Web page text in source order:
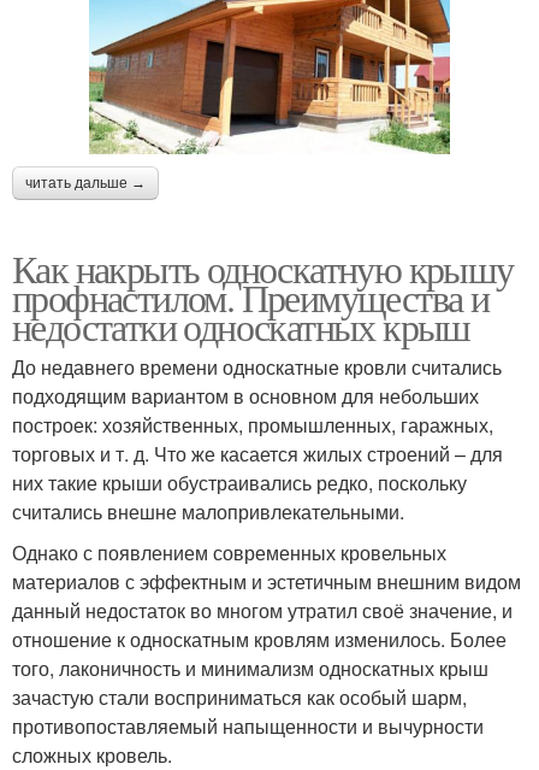
читать дальше →
Как накрыть односкатную крышу
профнастилом. Преимущества и
недостатки односкатных крыш
До недавнего времени односкатные кровли считались
подходящим вариантом в основном для небольших
построек: хозяйственных, промышленных, гаражных,
торговых и т. д. Что же касается жилых строений – для
них такие крыши обустраивались редко, поскольку
считались внешне малопривлекательными.
Однако с появлением современных кровельных
материалов с эффектным и эстетичным внешним видом
данный недостаток во многом утратил своё значение, и
отношение к односкатным кровлям изменилось. Более
того, лаконичность и минимализм односкатных крыш
зачастую стали восприниматься как особый шарм,
противопоставляемый напыщенности и вычурности
сложных кровель.